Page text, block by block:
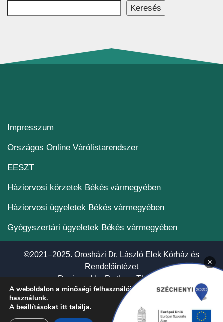
Keresés
Impresszum
Országos Online Várólistarendszer(új ablakban nyílik
EESZT(új ablakban nyílik meg)
Háziorvosi körzetek Békés vármegyében
Háziorvosi ügyeletek Békés vármegyében
Gyógyszertári ügyeletek Békés vármegyében
©2021–2025. Orosházi Dr. László Elek Kórház és
Rendelőintézet
Designed byPlethora Themes
A weboldalon a minőségi felhasználói élmény érdekében sütiket
használunk.
A beállításokat itt találja.
×